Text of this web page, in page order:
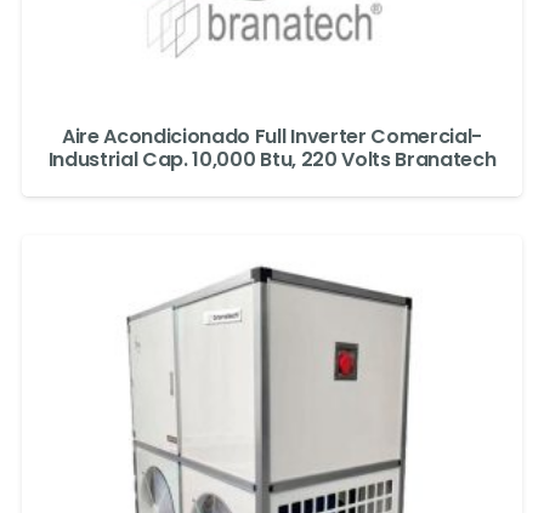
Aire Acondicionado Full Inverter Comercial-
Industrial Cap. 10,000 Btu, 220 Volts Branatech